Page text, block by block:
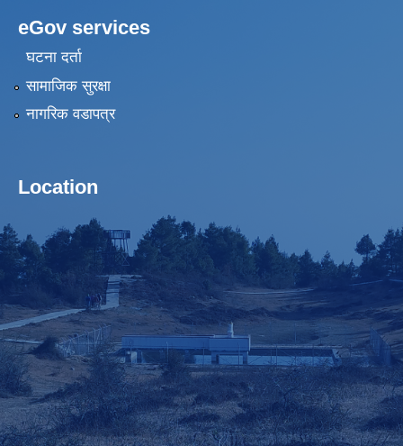
eGov services
घटना दर्ता
सामाजिक सुरक्षा
नागरिक वडापत्र
Location